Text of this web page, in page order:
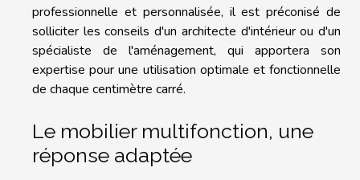
professionnelle et personnalisée, il est préconisé de
solliciter les conseils d'un architecte d'intérieur ou d'un
spécialiste de l'aménagement, qui apportera son
expertise pour une utilisation optimale et fonctionnelle
de chaque centimètre carré.
Le mobilier multifonction, une
réponse adaptée